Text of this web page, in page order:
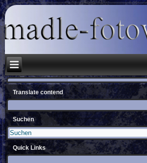
Translate contend
Suchen
Quick Links